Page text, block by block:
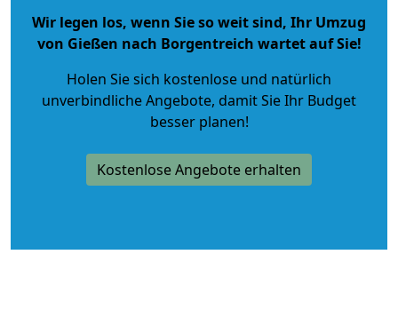
Wir legen los, wenn Sie so weit sind, Ihr Umzug
von Gießen nach Borgentreich wartet auf Sie!
Holen Sie sich kostenlose und natürlich
unverbindliche Angebote, damit Sie Ihr Budget
besser planen!
Kostenlose Angebote erhalten